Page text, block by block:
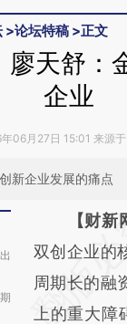
>论坛特稿 >正文
廖天舒
企业
06月27日 15:01 来源于
新企业发展的痛点
请务必在
AI
[https://
(https://
【财
双创企业的
周期长的融
上的重大